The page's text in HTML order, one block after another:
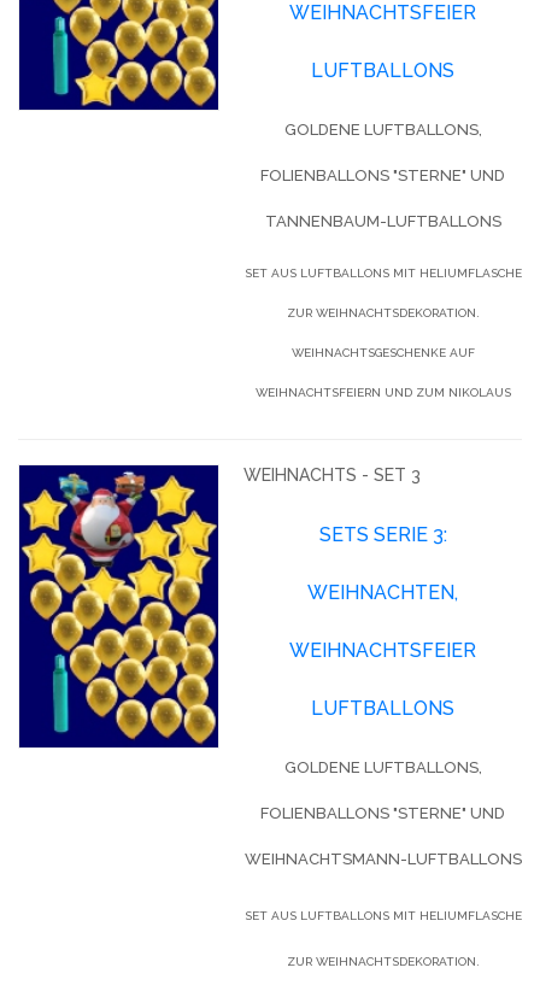
WEIHNACHTSFEIER
LUFTBALLONS
GOLDENE LUFTBALLONS,
FOLIENBALLONS "STERNE" UND
TANNENBAUM-LUFTBALLONS
SET AUS LUFTBALLONS MIT HELIUMFLASCHE
ZUR WEIHNACHTSDEKORATION.
WEIHNACHTSGESCHENKE AUF
WEIHNACHTSFEIERN UND ZUM NIKOLAUS
WEIHNACHTS - SET 3
SETS SERIE 3:
WEIHNACHTEN,
WEIHNACHTSFEIER
LUFTBALLONS
GOLDENE LUFTBALLONS,
FOLIENBALLONS "STERNE" UND
WEIHNACHTSMANN-LUFTBALLONS
SET AUS LUFTBALLONS MIT HELIUMFLASCHE
ZUR WEIHNACHTSDEKORATION.